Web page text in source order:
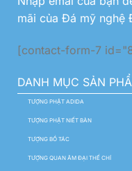
mãi của Đá mỹ nghệ
[contact-form-7
DANH MỤC SẢN
TƯỢNG PHẬT ADIDA
TƯỢNG PHẬT NIẾT BÀN
TƯỢNG BỒ TÁC
TƯỢNG QUAN ÂM ĐẠI THẾ CHÍ